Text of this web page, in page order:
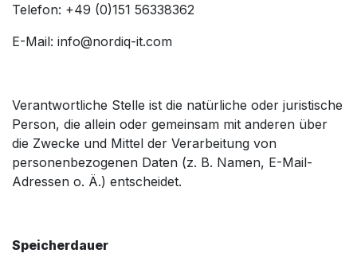
Telefon: +49 (0)151 56338362
E-Mail: info@nordiq-it.com
Verantwortliche Stelle ist die natürliche oder juristische
Person, die allein oder gemeinsam mit anderen über
die Zwecke und Mittel der Verarbeitung von
personenbezogenen Daten (z. B. Namen, E-Mail-
Adressen o. Ä.) entscheidet.
Speicherdauer